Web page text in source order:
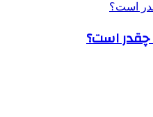
چقدر است؟